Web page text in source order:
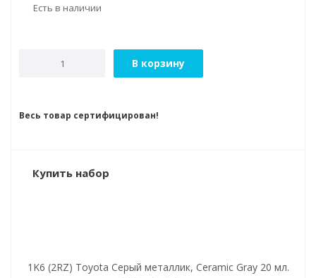
Есть в наличии
В корзину
Весь товар сертифицирован!
Купить набор
1K6 (2RZ) Toyota Серый металлик, Ceramic Gray 20 мл.